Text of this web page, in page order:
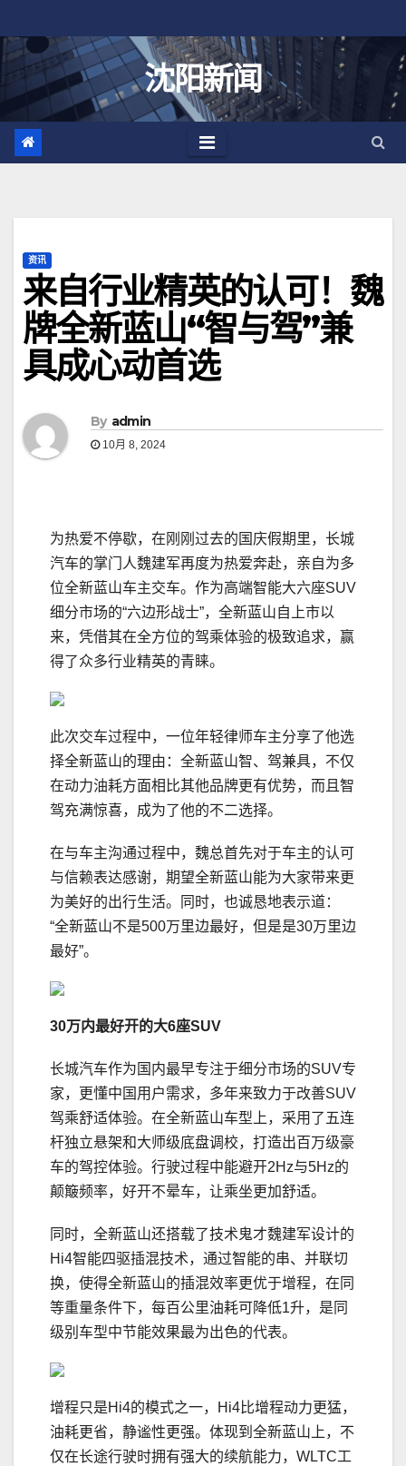
至
沈阳新闻
资讯
来自行业精英的认可！魏
牌全新蓝山“智与驾”兼
具成心动首选
By admin
10月 8, 2024
为热爱不停歇，在刚刚过去的国庆假期里，长城
汽车的掌门人魏建军再度为热爱奔赴，亲自为多
位全新蓝山车主交车。作为高端智能大六座SUV
细分市场的“六边形战士”，全新蓝山自上市以
来，凭借其在全方位的驾乘体验的极致追求，赢
得了众多行业精英的青睐。
此次交车过程中，一位年轻律师车主分享了他选
择全新蓝山的理由：全新蓝山智、驾兼具，不仅
在动力油耗方面相比其他品牌更有优势，而且智
驾充满惊喜，成为了他的不二选择。
在与车主沟通过程中，魏总首先对于车主的认可
与信赖表达感谢，期望全新蓝山能为大家带来更
为美好的出行生活。同时，也诚恳地表示道：
“全新蓝山不是500万里边最好，但是是30万里边
最好”。
30万内最好开的大6座SUV
长城汽车作为国内最早专注于细分市场的SUV专
家，更懂中国用户需求，多年来致力于改善SUV
驾乘舒适体验。在全新蓝山车型上，采用了五连
杆独立悬架和大师级底盘调校，打造出百万级豪
车的驾控体验。行驶过程中能避开2Hz与5Hz的
颠簸频率，好开不晕车，让乘坐更加舒适。
同时，全新蓝山还搭载了技术鬼才魏建军设计的
Hi4智能四驱插混技术，通过智能的串、并联切
换，使得全新蓝山的插混效率更优于增程，在同
等重量条件下，每百公里油耗可降低1升，是同
级别车型中节能效果最为出色的代表。
增程只是Hi4的模式之一，Hi4比增程动力更猛，
油耗更省，静谧性更强。体现到全新蓝山上，不
仅在长途行驶时拥有强大的续航能力，WLTC工